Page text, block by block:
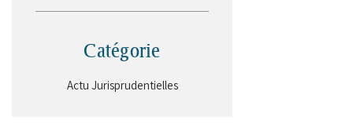
Catégorie
Actu Jurisprudentielles